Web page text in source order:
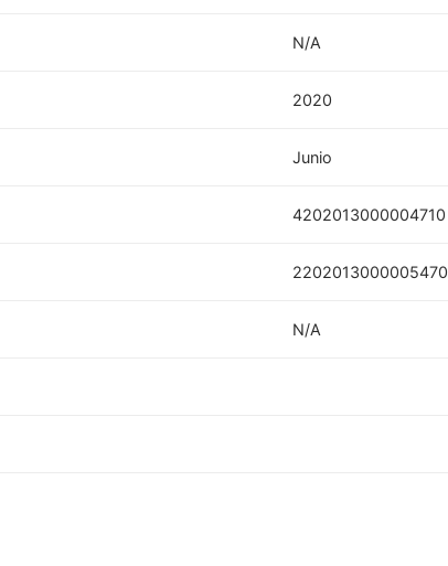
N/A
2020
Junio
4202013000004710
2202013000005470
N/A